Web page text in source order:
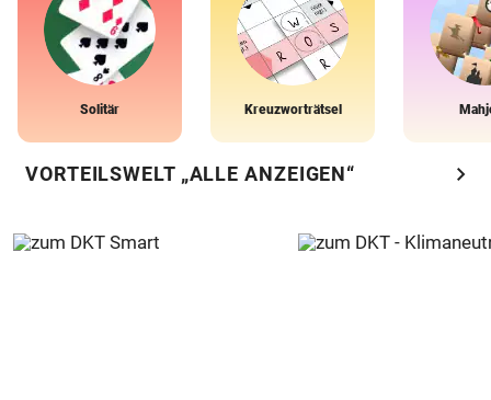
Solitär Kreuzworträtsel
VORTEILSWELT „ALLE ANZEIGEN“ chevron_right